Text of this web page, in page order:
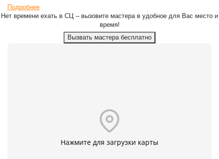
Подробнее
Нет времени ехать в СЦ – вызовите мастера в удобное для Вас место и
время!
Вызвать мастера бесплатно
Нажмите для загрузки карты